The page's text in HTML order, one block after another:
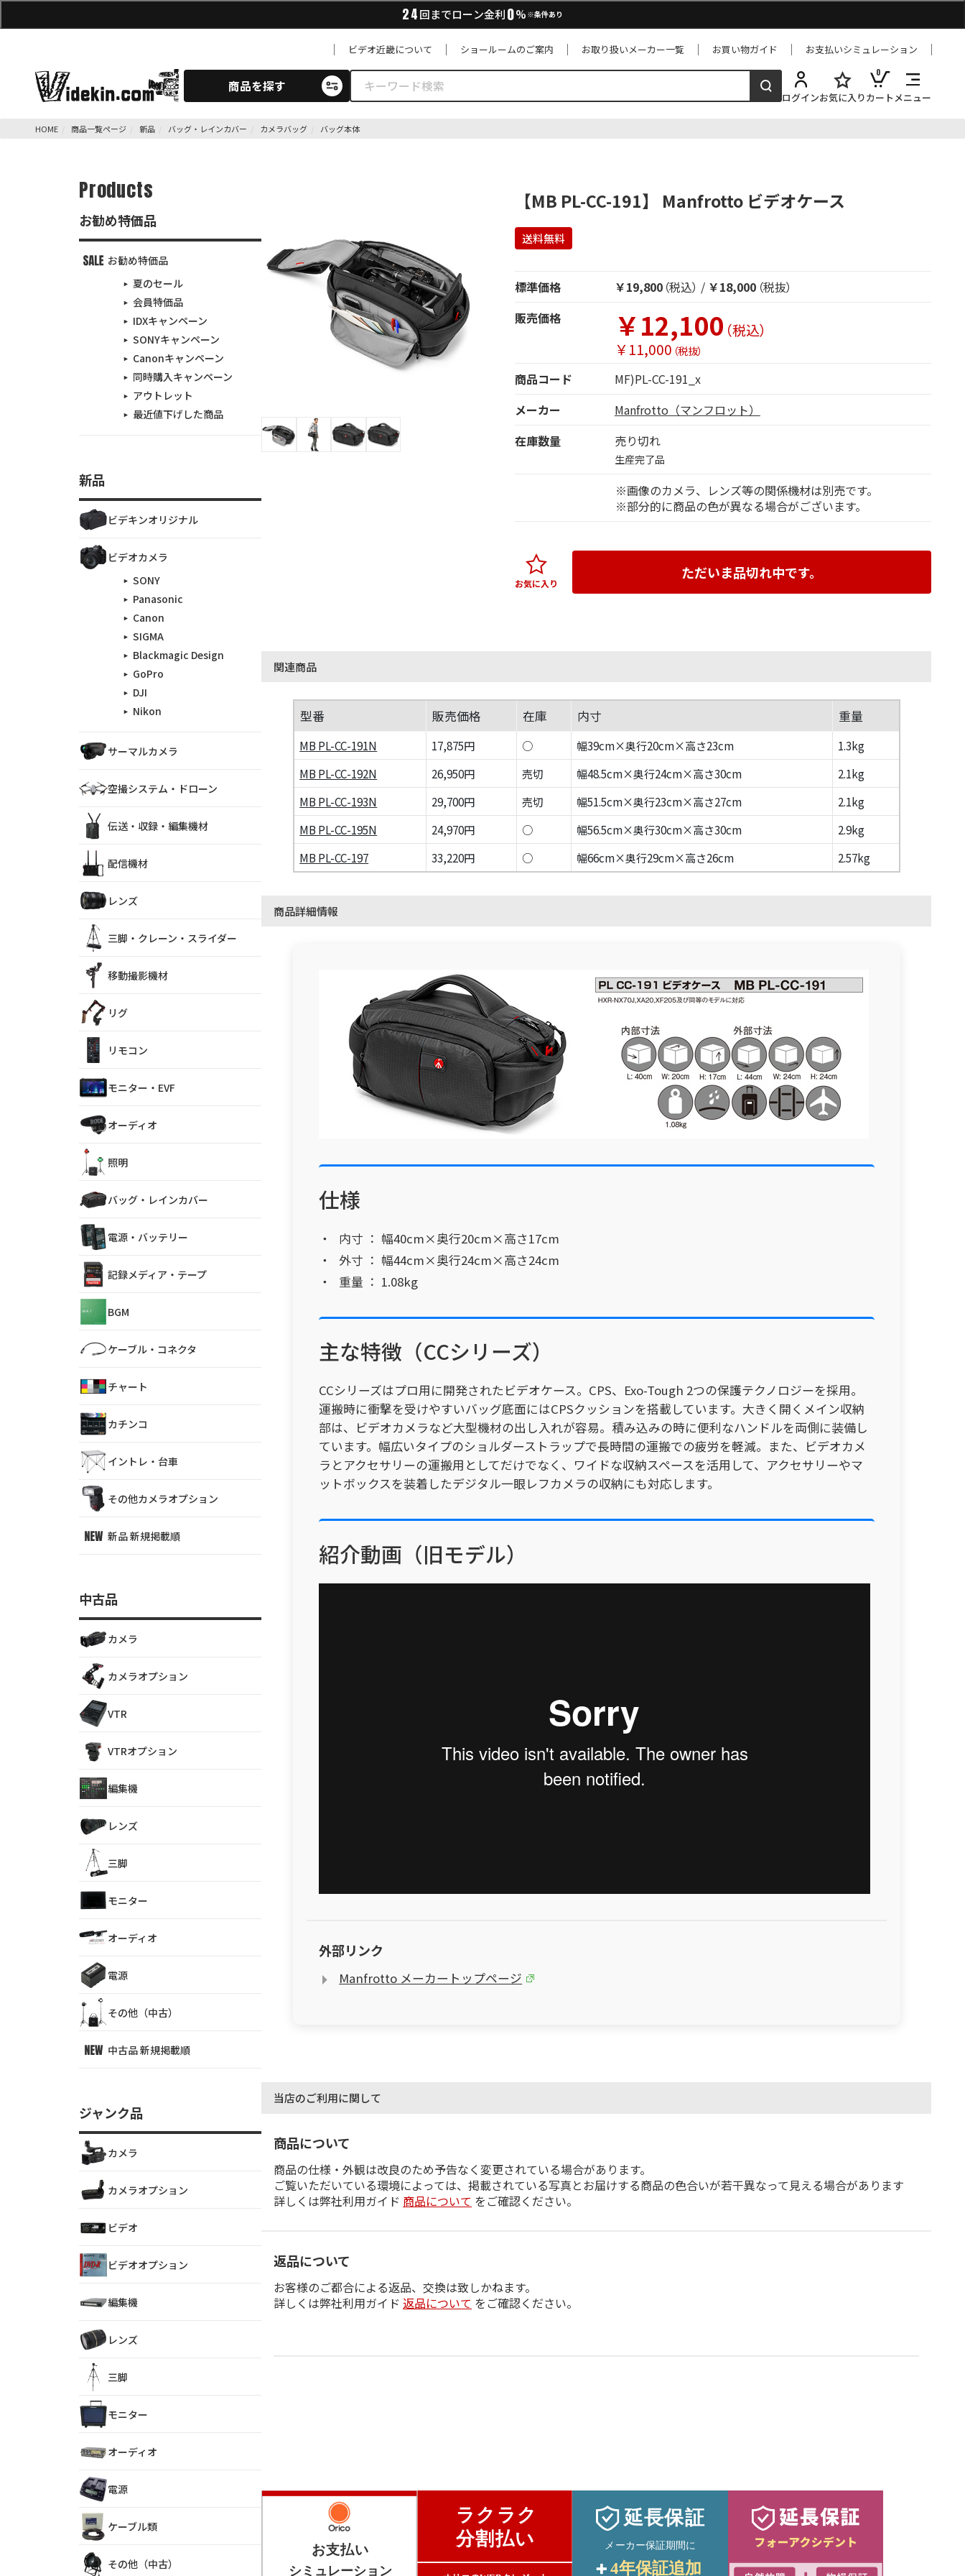
24回までローン金利0% ※条件あり
ビデオ近畿について ショールームのご案内 お取り扱いメーカー一覧 お買い物ガイド お支払いシミュレーション
商品を探す
ログインお気に入り
0
カートメニュー
HOME 商品一覧ページ 新品 バッグ・レインカバー カメラバッグ バッグ本体
【MB PL-CC-191】 Manfrotto ビデオケース
送料無料
標準価格 ￥19,800 （税込） / ￥18,000 （税抜）
販売価格
￥12,100 （税込）
￥11,000 （税抜）
商品コード
MF)PL-CC-191_x
メーカー
Manfrotto（マンフロット）
在庫数量
売り切れ
生産完了品
※画像のカメラ、レンズ等の関係機材は別売です。
※部分的に商品の色が異なる場合がございます。
ただいま品切れ中です。
お気に入り
関連商品
型番 販売価格 在庫 内寸 重量
MB PL-CC-191N 17,875円 ○ 幅39cm×奥行20cm×高さ23cm
1.3kg
MB PL-CC-192N
26,950円 売切 幅48.5cm×奥行24cm×高さ30cm
2.1kg
MB PL-CC-193N
29,700円 売切 幅51.5cm×奥行23cm×高さ27cm
2.1kg
MB PL-CC-195N
24,970円 ○ 幅56.5cm×奥行30cm×高さ30cm
2.9kg
MB PL-CC-197
33,220円 ○ 幅66cm×奥行29cm×高さ26cm 2.57kg
商品詳細情報
仕様
内寸 ： 幅40cm×奥行20cm×高さ17cm
外寸 ： 幅44cm×奥行24cm×高さ24cm
重量 ： 1.08kg
主な特徴（CCシリーズ）
CCシリーズはプロ用に開発されたビデオケース。CPS、Exo-Tough 2つの保護テクノロジーを採用。
運搬時に衝撃を受けやすいバッグ底面にはCPSクッションを搭載しています。大きく開くメイン収納
部は、ビデオカメラなど大型機材の出し入れが容易。積み込みの時に便利なハンドルを両側に装備し
ています。幅広いタイプのショルダーストラップで長時間の運搬での疲労を軽減。また、ビデオカメ
ラとアクセサリーの運搬用としてだけでなく、ワイドな収納スペースを活用して、アクセサリーやマ
ットボックスを装着したデジタル一眼レフカメラの収納にも対応します。
紹介動画（旧モデル）
外部リンク
Manfrotto メーカートップページ
当店のご利用に関して
商品について
商品の仕様・外観は改良のため予告なく変更されている場合があります。
ご覧いただいている環境によっては、掲載されている写真とお届けする商品の色合いが若干異なって見える場合があります
詳しくは弊社利用ガイド 商品について をご確認ください。
返品について
お客様のご都合による返品、交換は致しかねます。
詳しくは弊社利用ガイド返品について をご確認ください。
Products
お勧め特価品
お勧め特価品
夏のセール
会員特価品
IDXキャンペーン
SONYキャンペーン
Canonキャンペーン
同時購入キャンペーン
アウトレット
最近値下げした商品
新品
ビデキンオリジナル
ビデオカメラ
SONY
Panasonic
Canon
SIGMA
Blackmagic Design
GoPro
DJI
Nikon
サーマルカメラ
空撮システム・ドローン
伝送・収録・編集機材
配信機材
レンズ
三脚・クレーン・スライダー
移動撮影機材
リグ
リモコン
モニター・EVF
オーディオ
照明
バッグ・レインカバー
電源・バッテリー
記録メディア・テープ
BGM
ケーブル・コネクタ
チャート
カチンコ
イントレ・台車
その他カメラオプション
新品 新規掲載順
中古品
カメラ
カメラオプション
VTR
VTRオプション
編集機
レンズ
三脚
モニター
オーディオ
電源
その他（中古）
中古品 新規掲載順
ジャンク品
カメラ
カメラオプション
ビデオ
ビデオオプション
編集機
レンズ
三脚
モニター
オーディオ
電源
ケーブル類
その他（中古）